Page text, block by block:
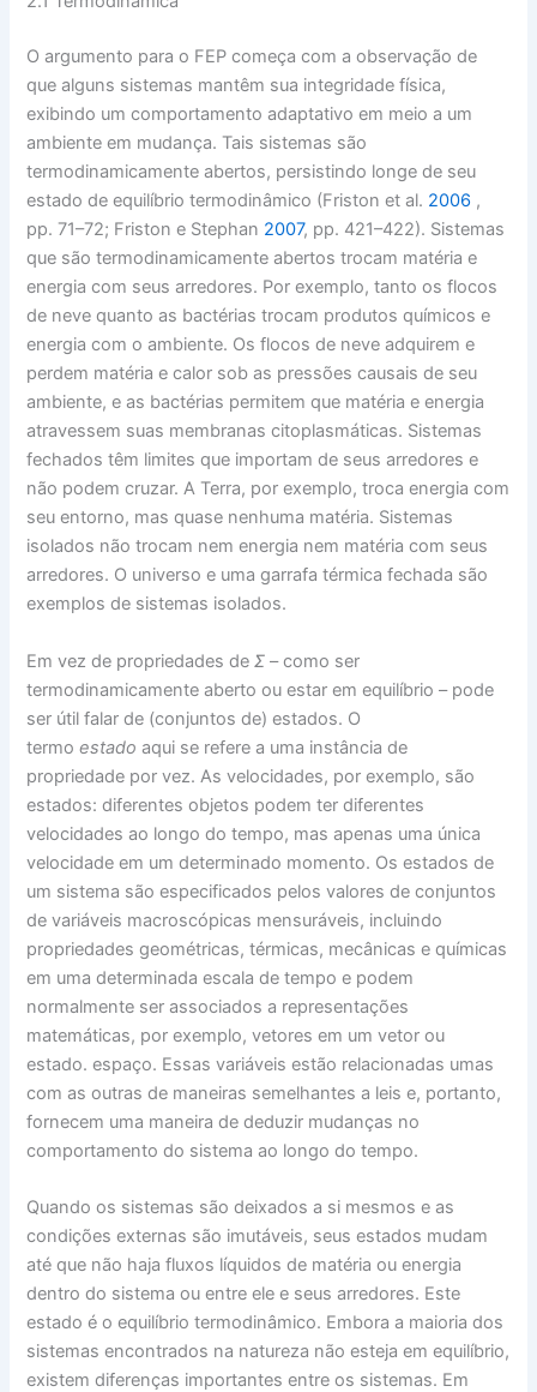
O argumento para o FEP começa com a observação de
que alguns sistemas mantêm sua integridade física,
exibindo um comportamento adaptativo em meio a um
ambiente em mudança. Tais sistemas são
termodinamicamente abertos, persistindo longe de seu
estado de equilíbrio termodinâmico (Friston et al. 2006 ,
pp. 71–72; Friston e Stephan 2007, pp. 421–422). Sistemas
que são termodinamicamente abertos trocam matéria e
energia com seus arredores. Por exemplo, tanto os flocos
de neve quanto as bactérias trocam produtos químicos e
energia com o ambiente. Os flocos de neve adquirem e
perdem matéria e calor sob as pressões causais de seu
ambiente, e as bactérias permitem que matéria e energia
atravessem suas membranas citoplasmáticas. Sistemas
fechados têm limites que importam de seus arredores e
não podem cruzar. A Terra, por exemplo, troca energia com
seu entorno, mas quase nenhuma matéria. Sistemas
isolados não trocam nem energia nem matéria com seus
arredores. O universo e uma garrafa térmica fechada são
exemplos de sistemas isolados.
Em vez de propriedades deΣ – como ser
termodinamicamente aberto ou estar em equilíbrio – pode
ser útil falar de (conjuntos de) estados. O
termoestado aqui se refere a uma instância de
propriedade por vez. As velocidades, por exemplo, são
estados: diferentes objetos podem ter diferentes
velocidades ao longo do tempo, mas apenas uma única
velocidade em um determinado momento. Os estados de
um sistema são especificados pelos valores de conjuntos
de variáveis ​​macroscópicas mensuráveis, incluindo
propriedades geométricas, térmicas, mecânicas e químicas
em uma determinada escala de tempo e podem
normalmente ser associados a representações
matemáticas, por exemplo, vetores em um vetor ou
estado. espaço. Essas variáveis ​​estão relacionadas umas
com as outras de maneiras semelhantes a leis e, portanto,
fornecem uma maneira de deduzir mudanças no
comportamento do sistema ao longo do tempo.
Quando os sistemas são deixados a si mesmos e as
condições externas são imutáveis, seus estados mudam
até que não haja fluxos líquidos de matéria ou energia
dentro do sistema ou entre ele e seus arredores. Este
estado é o equilíbrio termodinâmico. Embora a maioria dos
sistemas encontrados na natureza não esteja em equilíbrio,
existem diferenças importantes entre os sistemas. Em